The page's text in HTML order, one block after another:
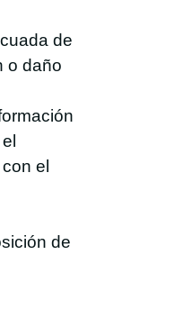
de
o daño
el
de